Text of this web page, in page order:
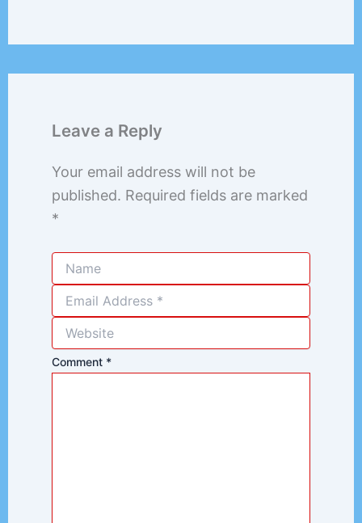
Leave a Reply
Your email address will not be
published. Required fields are marked
*
Comment *